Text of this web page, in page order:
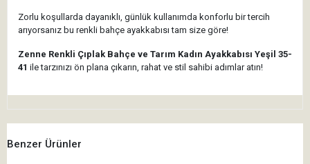
Zorlu koşullarda dayanıklı, günlük kullanımda konforlu bir tercih
arıyorsanız bu renkli bahçe ayakkabısı tam size göre!
Zenne Renkli Çıplak Bahçe ve Tarım Kadın Ayakkabısı Yeşil 35-
41 ile tarzınızı ön plana çıkarın, rahat ve stil sahibi adımlar atın!
Benzer Ürünler